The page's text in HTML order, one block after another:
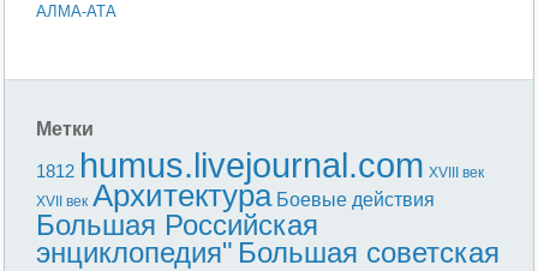
АЛМА-АТА
Метки
1812 humus.livejournal.com XVIII век
XVII век Архитектура Боевые действия
Большая Российская
энциклопедия" Большая советская